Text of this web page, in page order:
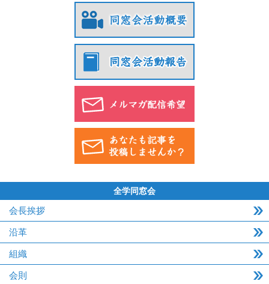
全学同窓会
会長挨拶
沿革
組織
会則